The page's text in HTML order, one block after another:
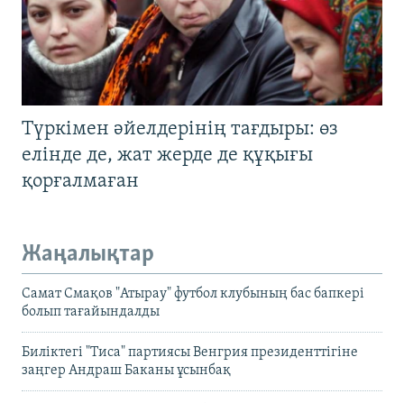
Түркімен әйелдерінің тағдыры: өз
елінде де, жат жерде де құқығы
қорғалмаған
Жаңалықтар
Самат Смақов "Атырау" футбол клубының бас бапкері
болып тағайындалды
Биліктегі "Тиса" партиясы Венгрия президенттігіне
заңгер Андраш Баканы ұсынбақ